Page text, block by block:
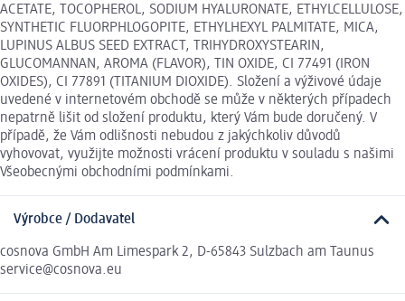
ACETATE, TOCOPHEROL, SODIUM HYALURONATE, ETHYLCELLULOSE,
SYNTHETIC FLUORPHLOGOPITE, ETHYLHEXYL PALMITATE, MICA,
LUPINUS ALBUS SEED EXTRACT, TRIHYDROXYSTEARIN,
GLUCOMANNAN, AROMA (FLAVOR), TIN OXIDE, CI 77491 (IRON
OXIDES), CI 77891 (TITANIUM DIOXIDE). Složení a výživové údaje
uvedené v internetovém obchodě se může v některých případech
nepatrně lišit od složení produktu, který Vám bude doručený. V
případě, že Vám odlišnosti nebudou z jakýchkoliv důvodů
vyhovovat, využijte možnosti vrácení produktu v souladu s našimi
Všeobecnými obchodními podmínkami.
Výrobce / Dodavatel
cosnova GmbH Am Limespark 2, D-65843 Sulzbach am Taunus
service@cosnova.eu